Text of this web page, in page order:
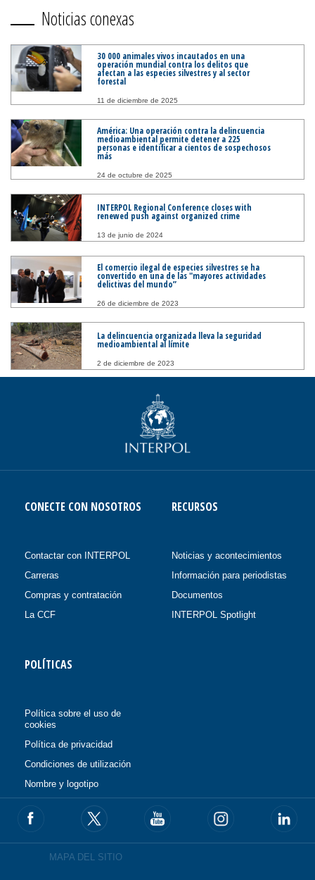
Noticias conexas
30 000 animales vivos incautados en una
operación mundial contra los delitos que
afectan a las especies silvestres y al sector
forestal
11 de diciembre de 2025
América: Una operación contra la delincuencia
medioambiental permite detener a 225
personas e identificar a cientos de sospechosos
más
24 de octubre de 2025
INTERPOL Regional Conference closes with
renewed push against organized crime
13 de junio de 2024
El comercio ilegal de especies silvestres se ha
convertido en una de las "mayores actividades
delictivas del mundo”
26 de diciembre de 2023
La delincuencia organizada lleva la seguridad
medioambiental al límite
2 de diciembre de 2023
CONECTE CON NOSOTROS
Contactar con INTERPOL
Carreras
Compras y contratación
La CCF
RECURSOS
Noticias y acontecimientos
Información para periodistas
Documentos
INTERPOL Spotlight
POLÍTICAS
Política sobre el uso de
cookies
Política de privacidad
Condiciones de utilización
Nombre y logotipo
MAPA DEL SITIO